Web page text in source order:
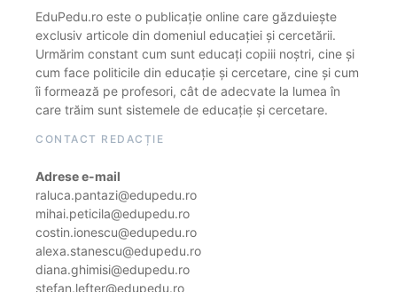
EduPedu.ro este o publicație online care găzduiește
exclusiv articole din domeniul educației și cercetării.
Urmărim constant cum sunt educați copiii noștri, cine și
cum face politicile din educație și cercetare, cine și cum
îi formează pe profesori, cât de adecvate la lumea în
care trăim sunt sistemele de educație și cercetare.
CONTACT REDACȚIE
Adrese e-mail
raluca.pantazi@edupedu.ro
mihai.peticila@edupedu.ro
costin.ionescu@edupedu.ro
alexa.stanescu@edupedu.ro
diana.ghimisi@edupedu.ro
stefan.lefter@edupedu.ro